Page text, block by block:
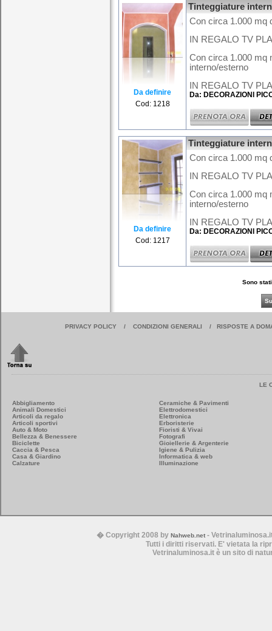
Da definire
Cod: 1218
Tinteggiature
Con circa 1.000 mq
IN REGALO TV
Con circa 1.000 mq
interno/esterno
IN REGALO TV
Da: DECORAZIONI
Da definire
Cod: 1217
Tinteggiature
Con circa 1.000 mq
IN REGALO TV
Con circa 1.000 mq
interno/esterno
IN REGALO TV
Da: DECORAZIONI
Sono
PRIVACY POLICY / CONDIZIONI GENERALI / RISPOSTE A
LE
Abbigliamento
Animali Domestici
Articoli da regalo
Articoli sportivi
Auto & Moto
Bellezza & Benessere
Biciclette
Caccia & Pesca
Casa & Giardino
Calzature
Ceramiche & Pavimenti
Elettrodomestici
Elettronica
Erboristerie
Fioristi & Vivai
Fotografi
Gioiellerie & Argenterie
Igiene & Pulizia
Informatica & web
Illuminazione
� Copyright 2008 by Nahweb.net-
Tutti i diritti riservati. E' vietata la
Vetrinaluminosa.it è un sito di